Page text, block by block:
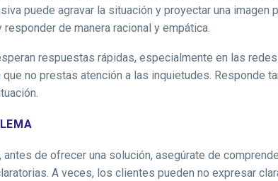
puede agravar la situación y proyectar una
de manera racional y empática.
respuestas rápidas, especialmente en las
no prestas atención a las inquietudes. Responde
de ofrecer una solución, asegúrate de
A veces, los clientes pueden no expresar